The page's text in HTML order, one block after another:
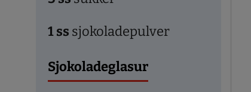
1ss sjokoladepulver
Sjokoladeglasur